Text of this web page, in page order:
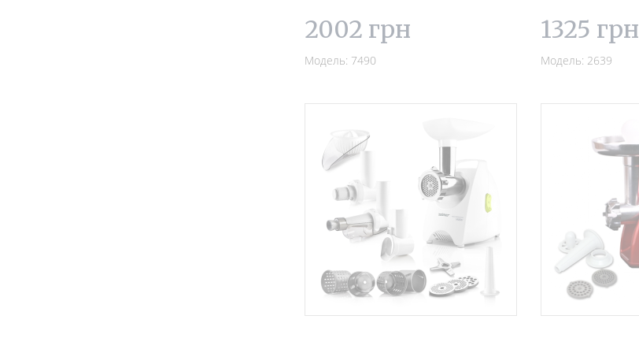
2002 грн
Модель: 7490
1325 грн
Модель: 2639